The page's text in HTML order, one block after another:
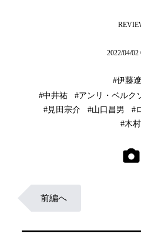
2022/04/02
#伊藤
#中井祐
#アンリ・ベルク
#見田宗介
#山口昌男
#
#木
前編へ